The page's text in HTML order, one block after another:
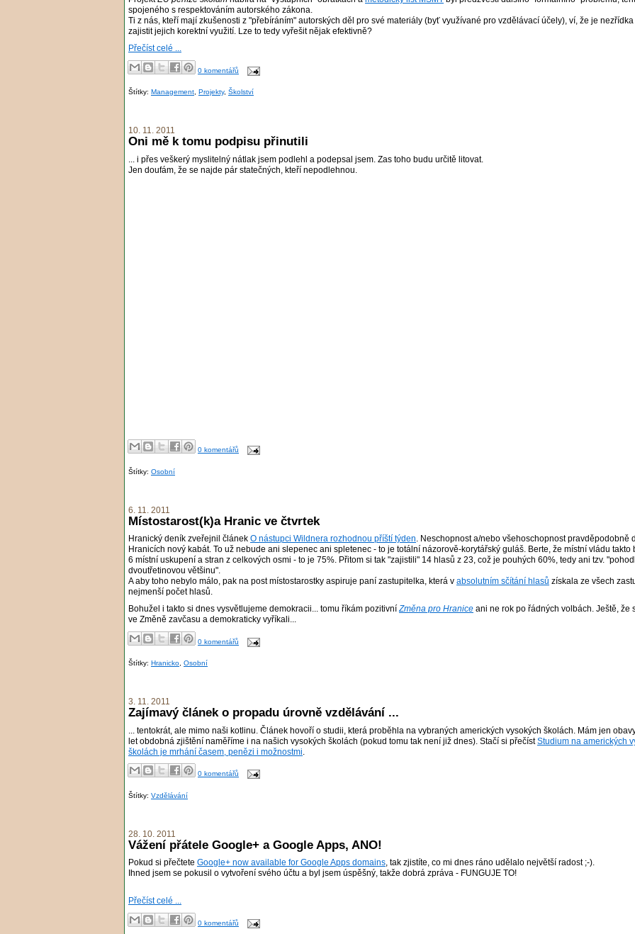
spojeného s respektováním autorského zákona.
Ti z nás, kteří mají zkušenosti z "přebíráním" autorských děl pro své materiály (byť využívané pro vzdělávací účely), ví, že je
zajistit jejich korektní využití. Lze to tedy vyřešit nějak efektivně?
Přečíst celé ...
0 komentářů
Štítky: Management Projekty, Školství
10. 11. 2011
Oni mě k tomu podpisu přinutili
... i přes veškerý myslitelný nátlak jsem podlehl a podepsal jsem. Zas toho budu určitě litovat.
Jen doufám, že se najde pár statečných, kteří nepodlehnou.
0 komentářů
Štítky: Osobní
6. 11. 2011
Místostarost(k)a Hranic ve čtvrtek
Hranický deník zveřejnil článek O nástupci Wildnera rozhodnou příští týden. Neschopnost a/nebo všehoschopnost pravděpodobně
Hranicích nový kabát. To už nebude ani slepenec ani spletenec - to je totální názorově-korytářský guláš. Berte, že místní vládu takto
6 místní uskupení a stran z celkových osmi - to je 75%. Přitom si tak "zajistili" 14 hlasů z 23, což je pouhých 60%, tedy ani tzv.
dvoutřetinovou většinu".
A aby toho nebylo málo, pak na post místostarostky aspiruje paní zastupitelka, která v absolutním sčítání hlasů získala ze všech
nejmenší počet hlasů.
Bohužel i takto si dnes vysvětlujeme demokracii... tomu říkám pozitivní Změna pro Hranice ani ne rok po řádných volbách. Ještě, že
ve Změně zavčasu a demokraticky vyříkali...
0 komentářů
Štítky: Hranicko Osobní
3. 11. 2011
Zajímavý článek o propadu úrovně vzdělávání ...
... tentokrát, ale mimo naši kotlinu. Článek hovoří o studii, která proběhla na vybraných amerických vysokých školách. Mám jen
let obdobná zjištění naměříme i na našich vysokých školách (pokud tomu tak není již dnes). Stačí si přečístStudium na amerických
školách je mrhání časem, penězi i možnostmi
0 komentářů
Štítky: Vzdělávání
28. 10. 2011
Vážení přátele Google+ a Google Apps, ANO!
Pokud si přečtete Google+ now available for Google Apps domains, tak zjistíte, co mi dnes ráno udělalo největší radost ;-).
Ihned jsem se pokusil o vytvoření svého účtu a byl jsem úspěšný, takže dobrá zpráva - FUNGUJE TO!
Přečíst celé ...
0 komentářů